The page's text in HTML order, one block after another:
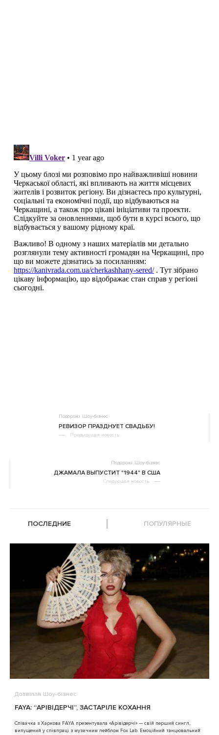
Подорожі Шоу-бізнес
РЕВИЗОР ПРАЗДНУЕТ СВАДЬБУ!
Предыдущая новость
Подорожі Шоу-бізнес
ДЖАМАЛА ВЫПУСТИТ "1944" В США
Следующая новость
ПОСЛЕДНИЕ ПОПУЛЯРНЫЕ
Дозвілля Шоу-бізнес
FAYA: “АРІВІДЕРЧІ”, ЗАСТАРІЛЕ КОХАННЯ
Співачка з Харкова FAYA презентувала «Арівідерчі» — свій перший сингл,
випущений у співпраці з музичним лейблом Fox Lab. Емоційний танцювальний